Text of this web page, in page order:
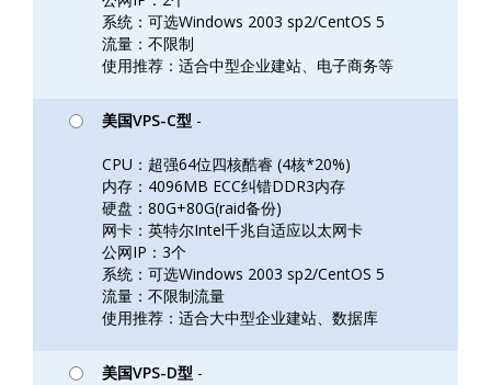
系统：可选Windows 2003 sp2/CentOS 5
流量：不限制
使用推荐：适合中型企业建站、电子商务等
美国VPS-C型 -
CPU：超强64位四核酷睿 (4核*20%)
内存：4096MB ECC纠错DDR3内存
硬盘：80G+80G(raid备份)
网卡：英特尔Intel千兆自适应以太网卡
公网IP：3个
系统：可选Windows 2003 sp2/CentOS 5
流量：不限制流量
使用推荐：适合大中型企业建站、数据库
美国VPS-D型 -